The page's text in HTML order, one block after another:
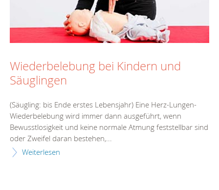
Wiederbelebung bei Kindern und
Säuglingen
(Säugling: bis Ende erstes Lebensjahr) Eine Herz-Lungen-
Wiederbelebung wird immer dann ausgeführt, wenn
Bewusstlosigkeit und keine normale Atmung feststellbar sind
oder Zweifel daran bestehen,...
Weiterlesen